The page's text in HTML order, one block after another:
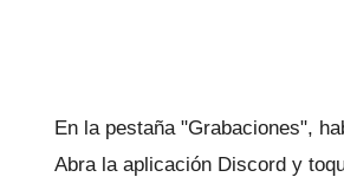
En la pestaña "Grabaciones",
Abra la aplicación Discord y